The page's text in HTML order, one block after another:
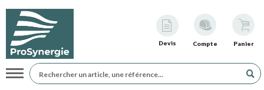
Devis Compte Panier
Navigation